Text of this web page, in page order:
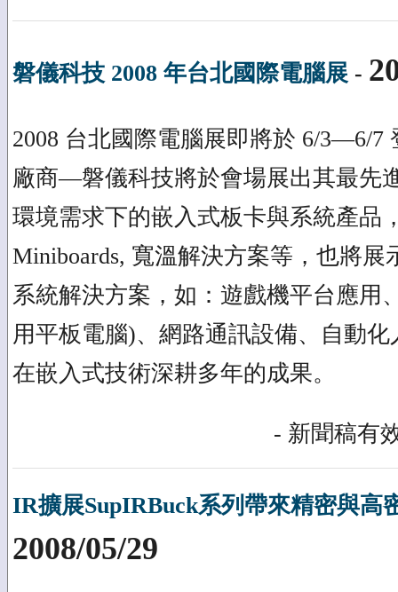
磐儀科技 2008 年台北國際電腦展 -
2008 台北國際電腦展即將於 6/3—6/7
廠商—磐儀科技將於會場展出其最先
環境需求下的嵌入式板卡與系統產品
Miniboards, 寬溫解決方案等，也將
系統解決方案，如：遊戲機平台應用
用平板電腦)、網路通訊設備、自動
在嵌入式技術深耕多年的成果。
- 新聞稿有
IR擴展SupIRBuck系列帶來精密與高
2008/05/29